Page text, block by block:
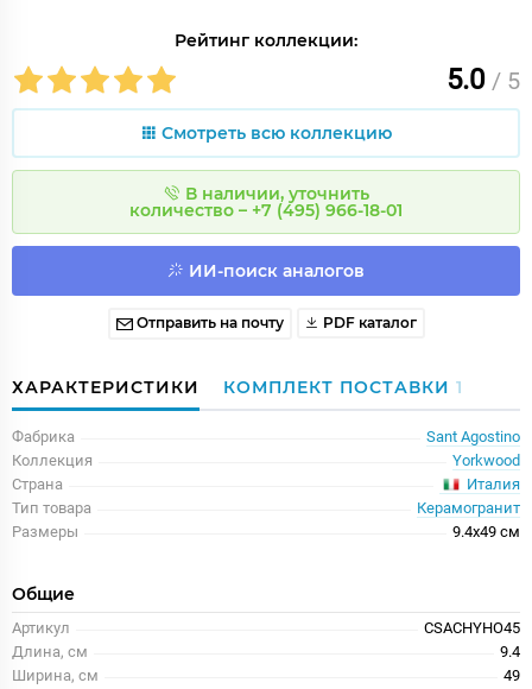
Рейтинг коллекции:
5.0 / 5
Смотреть всю коллекцию
В наличии, уточнить
количество – +7 (495) 966-18-01
ИИ-поиск аналогов
Отправить на почту PDF каталог
ХАРАКТЕРИСТИКИ КОМПЛЕКТ ПОСТАВКИ 1
Фабрика
Sant Agostino
Коллекция
Yorkwood
Страна
Италия
Тип товара
Керамогранит
Размеры
9.4x49 см
Общие
Артикул
CSACHYHO45
Длина, см
9.4
Ширина, см
49